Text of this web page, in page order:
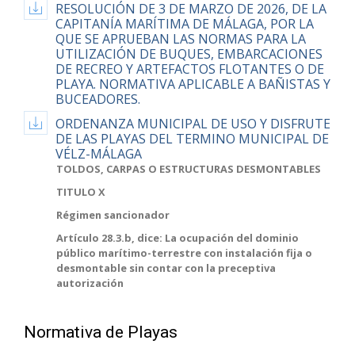
RESOLUCIÓN DE 3 DE MARZO DE 2026, DE LA
CAPITANÍA MARÍTIMA DE MÁLAGA, POR LA
QUE SE APRUEBAN LAS NORMAS PARA LA
UTILIZACIÓN DE BUQUES, EMBARCACIONES
DE RECREO Y ARTEFACTOS FLOTANTES O DE
PLAYA. NORMATIVA APLICABLE A BAÑISTAS Y
BUCEADORES.
ORDENANZA MUNICIPAL DE USO Y DISFRUTE
DE LAS PLAYAS DEL TERMINO MUNICIPAL DE
VÉLZ-MÁLAGA
TOLDOS, CARPAS O ESTRUCTURAS DESMONTABLES
TITULO X
Régimen sancionador
Artículo 28.3.b, dice: La ocupación del dominio
público marítimo-terrestre con instalación fija o
desmontable sin contar con la preceptiva
autorización
Normativa de Playas